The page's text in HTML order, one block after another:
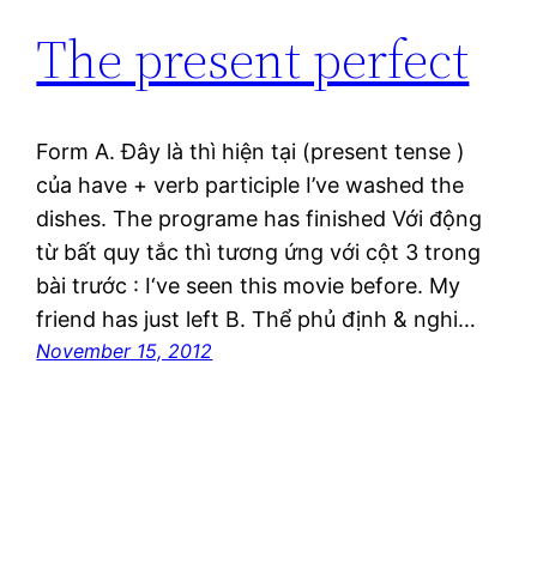
The present perfect
Form A. Đây là thì hiện tại (present tense )
của have + verb participle I’ve washed the
dishes. The programe has finished Với động
từ bất quy tắc thì tương ứng với cột 3 trong
bài trước : I‘ve seen this movie before. My
friend has just left B. Thể phủ định & nghi…
November 15, 2012